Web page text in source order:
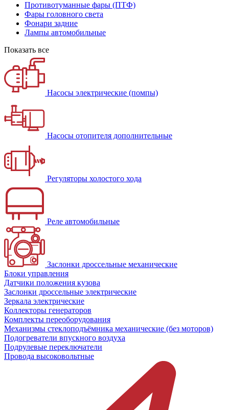
Противотуманные фары (ПТФ)
Фары головного света
Фонари задние
Лампы автомобильные
Показать все
Насосы электрические (помпы)
Насосы отопителя дополнительные
Регуляторы холостого хода
Реле автомобильные
Заслонки дроссельные механические
Блоки управления
Датчики положения кузова
Заслонки дроссельные электрические
Зеркала электрические
Коллекторы генераторов
Комплекты переоборудования
Механизмы стеклоподъёмника механические (без моторов)
Подогреватели впускного воздуха
Подрулевые переключатели
Провода высоковольтные